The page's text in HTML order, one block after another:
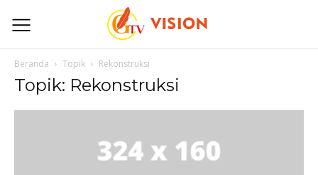
Beranda Topik Rekonstruksi
Topik: Rekonstruksi